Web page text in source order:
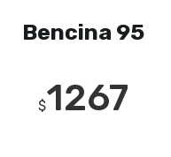
Bencina 95
$1267